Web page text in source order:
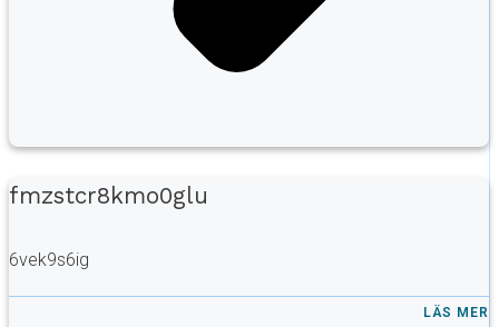
fmzstcr8kmo0glu
6vek9s6ig
LÄS MER